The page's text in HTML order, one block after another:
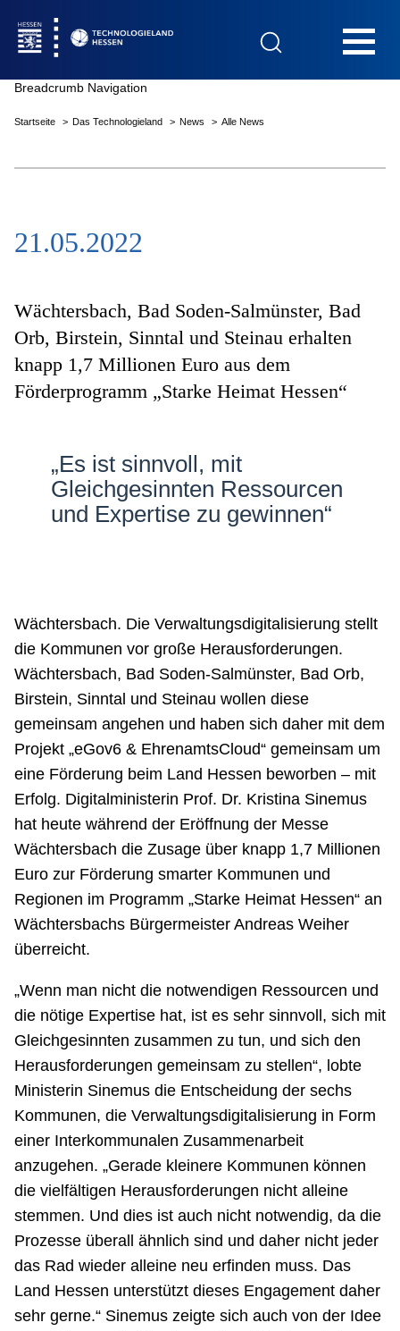
Das Technologieland
Innovationsfelder
Beratung & Förderung
Breadcrumb Navigation
Startseite Das Technologieland News Alle News
21.05.2022
Wächtersbach, Bad Soden-Salmünster, Bad
Orb, Birstein, Sinntal und Steinau erhalten
knapp 1,7 Millionen Euro aus dem
Förderprogramm „Starke Heimat Hessen“
„Es ist sinnvoll, mit
Gleichgesinnten Ressourcen
und Expertise zu gewinnen“
Wächtersbach. Die Verwaltungsdigitalisierung stellt
die Kommunen vor große Herausforderungen.
Wächtersbach, Bad Soden-Salmünster, Bad Orb,
Birstein, Sinntal und Steinau wollen diese
gemeinsam angehen und haben sich daher mit dem
Projekt „eGov6 & EhrenamtsCloud“ gemeinsam um
eine Förderung beim Land Hessen beworben – mit
Erfolg. Digitalministerin Prof. Dr. Kristina Sinemus
hat heute während der Eröffnung der Messe
Wächtersbach die Zusage über knapp 1,7 Millionen
Euro zur Förderung smarter Kommunen und
Regionen im Programm „Starke Heimat Hessen“ an
Wächtersbachs Bürgermeister Andreas Weiher
überreicht.
„Wenn man nicht die notwendigen Ressourcen und
die nötige Expertise hat, ist es sehr sinnvoll, sich mit
Gleichgesinnten zusammen zu tun, und sich den
Herausforderungen gemeinsam zu stellen“, lobte
Ministerin Sinemus die Entscheidung der sechs
Kommunen, die Verwaltungsdigitalisierung in Form
einer Interkommunalen Zusammenarbeit
anzugehen. „Gerade kleinere Kommunen können
die vielfältigen Herausforderungen nicht alleine
stemmen. Und dies ist auch nicht notwendig, da die
Prozesse überall ähnlich sind und daher nicht jeder
das Rad wieder alleine neu erfinden muss. Das
Land Hessen unterstützt dieses Engagement daher
sehr gerne.“ Sinemus zeigte sich auch von der Idee